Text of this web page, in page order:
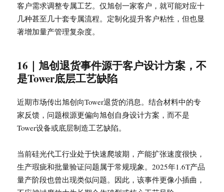
客户需求调整专属工艺。仅旭创一家客户，就可能对应十
几种甚至几十套专属流程。定制化提升客户粘性，但也显
著增加量产管理复杂度。
16｜旭创退货事件源于客户设计方案，不
是Tower底层工艺缺陷
近期市场传出旭创向Tower退货的消息。结合材料中的专
家反馈，问题根源更偏向旭创自身设计方案，而不是
Tower设备或底层制造工艺缺陷。
当前硅光代工行业处于快速爬坡期，产能扩张速度很快，
生产瑕疵和批量验证问题属于常规现象。2025年1.6T产品
量产阶段也曾出现类似问题。因此，该事件更像小插曲，